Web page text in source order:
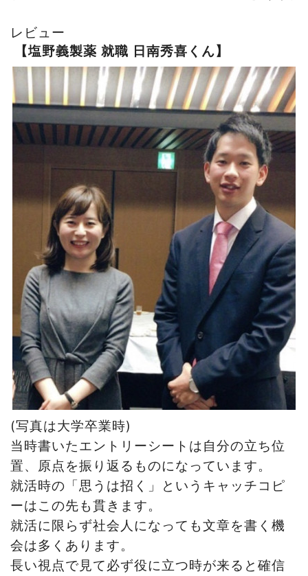
レビュー
【塩野義製薬 就職 日南秀喜くん】
(写真は大学卒業時)
当時書いたエントリーシートは自分の立ち位
置、原点を振り返るものになっています。
就活時の「思うは招く」というキャッチコピ
ーはこの先も貫きます。
就活に限らず社会人になっても文章を書く機
会は多くあります。
長い視点で見て必ず役に立つ時が来ると確信